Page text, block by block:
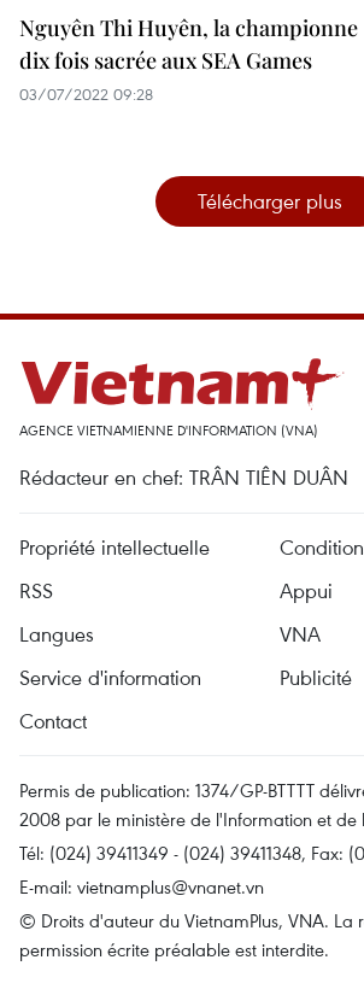
Nguyên Thi Huyên, la championne
dix fois sacrée aux SEA Games
03/07/2022 09:28
Télécharger plus
AGENCE VIETNAMIENNE D'INFORMATION (VNA)
Rédacteur en chef: TRÂN TIÊN DUÂN
Propriété intellectuelle
RSS
Appui
Langues
VNA
Service d'information
Publicité
Contact
Permis de publication: 1374/GP-BTTTT
2008 par le ministère de l'Information et de
Tél: (024) 39411349 - (024) 39411348, Fax:
E-mail: vietnamplus@vnanet.vn
© Droits d'auteur du VietnamPlus, VNA. La
permission écrite préalable est interdite.